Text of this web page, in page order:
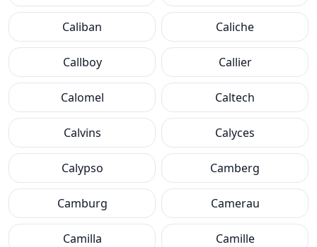
Caliban Caliche
Callboy Callier
Calomel Caltech
Calvins Calyces
Calypso Camberg
Camburg Camerau
Camilla Camille